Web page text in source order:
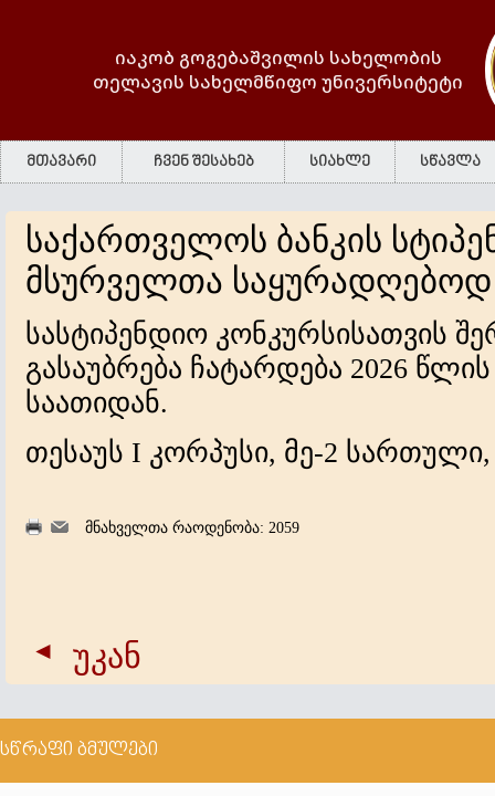
იაკობ გოგებაშვილის სახელობის
თელავის სახელმწიფო უნივერსიტეტი
მთავარი ჩვენ შესახებ სიახლე სწავლა
საქართველოს ბანკის
მსურველთა
სასტიპენდიო კონკურსისათვის
გასაუბრება ჩატარდება 2026
საათიდან.
თესაუს I კორპუსი, მე-2 სართული,
მნახველთა რაოდენობა: 2059
უკან
სწრაფი ბმულები